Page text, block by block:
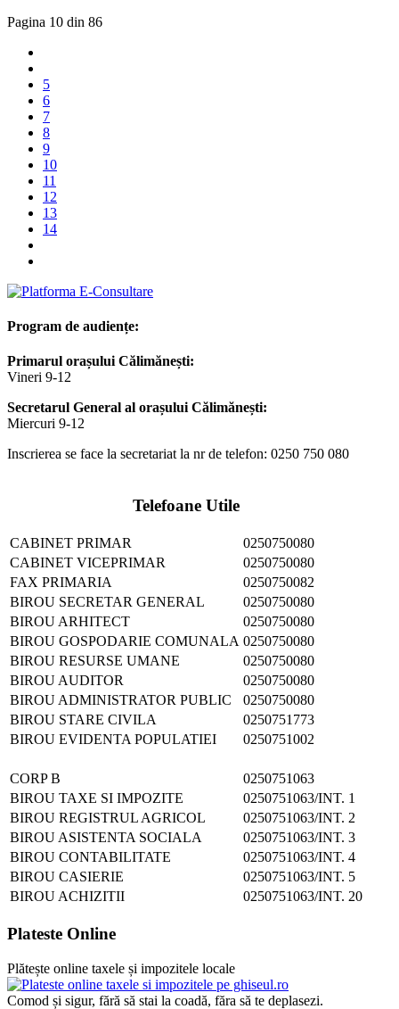
Pagina 10 din 86
5
6
7
8
9
10
11
12
13
14
Program de audiențe:
Primarul orașului Călimănești:
Vineri 9-12
Secretarul General al orașului Călimănești:
Miercuri 9-12
Inscrierea se face la secretariat la nr de telefon: 0250 750 080
Telefoane Utile
CABINET PRIMAR
0250750080
CABINET VICEPRIMAR
0250750080
FAX PRIMARIA
0250750082
BIROU SECRETAR GENERAL
0250750080
BIROU ARHITECT
0250750080
BIROU GOSPODARIE COMUNALA 0250750080
BIROU RESURSE UMANE
0250750080
BIROU AUDITOR
0250750080
BIROU ADMINISTRATOR PUBLIC
0250750080
BIROU STARE CIVILA
0250751773
BIROU EVIDENTA POPULATIEI
0250751002
CORP B
0250751063
BIROU TAXE SI IMPOZITE
0250751063/INT. 1
BIROU REGISTRUL AGRICOL
0250751063/INT. 2
BIROU ASISTENTA SOCIALA
0250751063/INT. 3
BIROU CONTABILITATE
0250751063/INT. 4
BIROU CASIERIE
0250751063/INT. 5
BIROU ACHIZITII
0250751063/INT. 20
Plateste Online
Plătește online taxele și impozitele locale
Comod și sigur, fără să stai la coadă, făra să te deplasezi.